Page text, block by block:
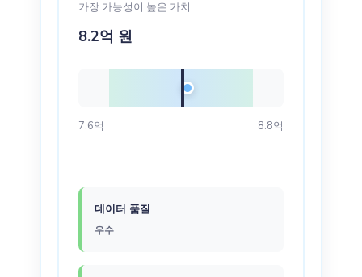
가장 가능성이 높은 가치
8.2억 원
7.6억 8.8억
데이터 품질
우수